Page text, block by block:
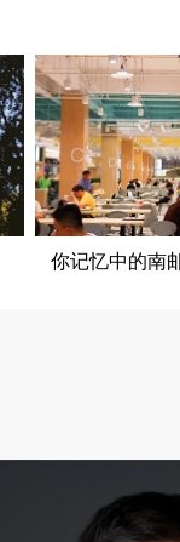
你记忆中的南